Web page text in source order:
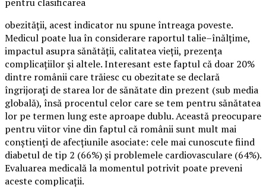
obezității, acest indicator nu spune întreaga poveste.
Medicul poate lua în considerare raportul talie–înălțime,
impactul asupra sănătății, calitatea vieții, prezența
complicațiilor și altele. Interesant este faptul că doar 20%
dintre românii care trăiesc cu obezitate se declară
îngrijorați de starea lor de sănătate din prezent (sub media
globală), însă procentul celor care se tem pentru sănătatea
lor pe termen lung este aproape dublu. Această preocupare
pentru viitor vine din faptul că românii sunt mult mai
conștienți de afecțiunile asociate: cele mai cunoscute fiind
diabetul de tip 2 (66%) și problemele cardiovasculare (64%).
Evaluarea medicală la momentul potrivit poate preveni
aceste complicații.